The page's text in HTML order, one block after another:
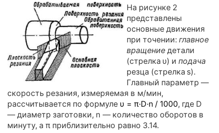
На рисунке 2
представлены
основные движения
при точении:главное
вращение детали
(стрелка υ) иподача
резца (стрелка s).
Главный параметр —
скорость резания, измеряемая в м/мин,
рассчитывается по формуле υ = π·D·n / 1000, где D
— диаметр заготовки, n — количество оборотов в
минуту, а π приблизительно равно 3.14.